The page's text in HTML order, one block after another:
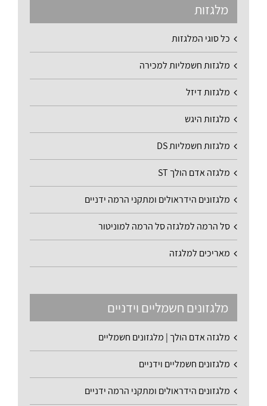
מלגזות
כל סוגי המלגזות
מלגזות חשמליות למכירה
מלגזות דיזל
מלגזות היגש
מלגזות חשמליות DS
מלגזה אדם הולך ST
מלגזונים הידראולים ומתקני הרמה ידניים
סל הרמה למלגזה סל הרמה למוניטור
מאריכים למלגזה
מלגזונים חשמליים וידניים
מלגזה אדם הולך | מלגזונים חשמליים
מלגזונים חשמליים וידניים
מלגזונים הידראולים ומתקני הרמה ידניים